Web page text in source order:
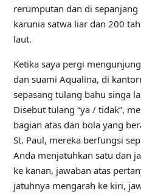
rerumputan dan di
karunia satwa liar dan 200
laut.
Ketika saya pergi
dan suami Aqualina, di
sepasang tulang bahu singa
Disebut tulang “ya / tidak”,
bagian atas dan bola yang
St. Paul, mereka berfungsi
Anda menjatuhkan satu dan
ke kanan, jawaban atas
jatuhnya mengarah ke kiri,